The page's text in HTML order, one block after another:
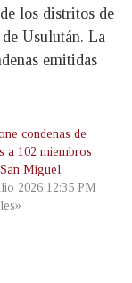
los distritos de
Usulután. La
emitidas
condenas de
a 102 miembros
Miguel
2026 12:35 PM